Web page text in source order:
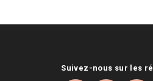
Suivez-nous sur les